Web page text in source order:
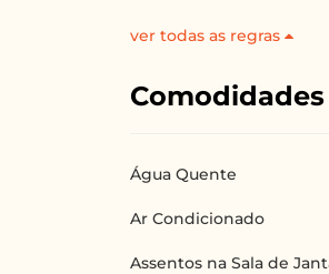
ver todas as regras
Água Quente
Ar Condicionado
Assentos na Sala de